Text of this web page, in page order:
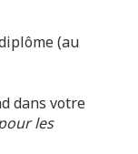
(au
dans votre
les